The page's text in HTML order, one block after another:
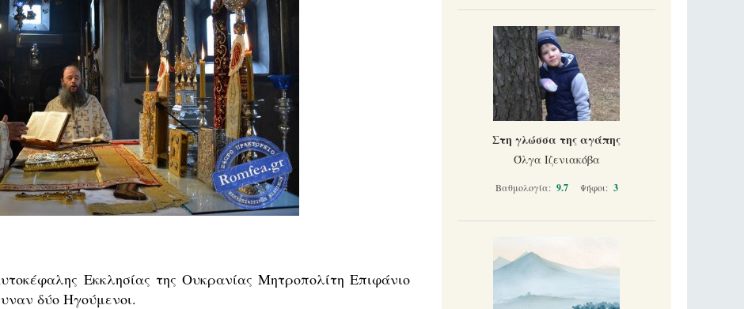
Εκκλησίας της Ουκρανίας Μητροπολίτη Επιφάνιο
δύο Ηγούμενοι.
Στη γλώσσα της αγάπης
Όλγα Ιζενιακόβα
Βαθμολογία: 9.7 Ψήφοι: 3